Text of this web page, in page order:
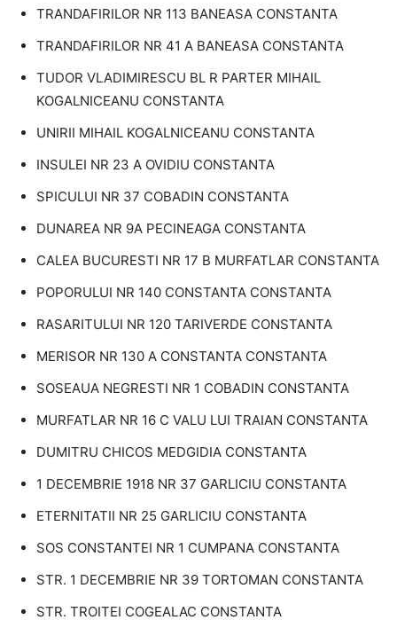
TRANDAFIRILOR NR 113 BANEASA CONSTANTA
TRANDAFIRILOR NR 41 A BANEASA CONSTANTA
TUDOR VLADIMIRESCU BL R PARTER MIHAIL
KOGALNICEANU CONSTANTA
UNIRII MIHAIL KOGALNICEANU CONSTANTA
INSULEI NR 23 A OVIDIU CONSTANTA
SPICULUI NR 37 COBADIN CONSTANTA
DUNAREA NR 9A PECINEAGA CONSTANTA
CALEA BUCURESTI NR 17 B MURFATLAR CONSTANTA
POPORULUI NR 140 CONSTANTA CONSTANTA
RASARITULUI NR 120 TARIVERDE CONSTANTA
MERISOR NR 130 A CONSTANTA CONSTANTA
SOSEAUA NEGRESTI NR 1 COBADIN CONSTANTA
MURFATLAR NR 16 C VALU LUI TRAIAN CONSTANTA
DUMITRU CHICOS MEDGIDIA CONSTANTA
1 DECEMBRIE 1918 NR 37 GARLICIU CONSTANTA
ETERNITATII NR 25 GARLICIU CONSTANTA
SOS CONSTANTEI NR 1 CUMPANA CONSTANTA
STR. 1 DECEMBRIE NR 39 TORTOMAN CONSTANTA
STR. TROITEI COGEALAC CONSTANTA